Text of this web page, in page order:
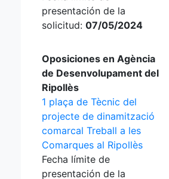
presentación de la
solicitud: 07/05/2024
Oposiciones en Agència
de Desenvolupament del
Ripollès
1 plaça de Tècnic del
projecte de dinamització
comarcal Treball a les
Comarques al Ripollès
Fecha límite de
presentación de la